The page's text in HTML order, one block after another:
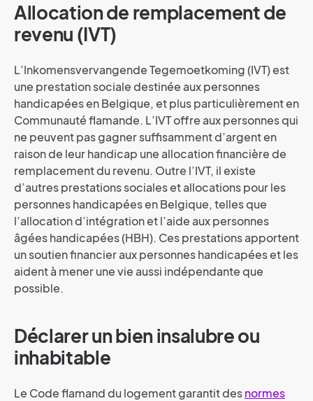
Allocation de remplacement de
revenu (IVT)
L’Inkomensvervangende Tegemoetkoming (IVT) est
une prestation sociale destinée aux personnes
handicapées en Belgique, et plus particulièrement en
Communauté flamande. L’IVT offre aux personnes qui
ne peuvent pas gagner suffisamment d’argent en
raison de leur handicap une allocation financière de
remplacement du revenu. Outre l’IVT, il existe
d’autres prestations sociales et allocations pour les
personnes handicapées en Belgique, telles que
l’allocation d’intégration et l’aide aux personnes
âgées handicapées (HBH). Ces prestations apportent
un soutien financier aux personnes handicapées et les
aident à mener une vie aussi indépendante que
possible.
Déclarer un bien insalubre ou
inhabitable
Le Code flamand du logement garantit desnormes